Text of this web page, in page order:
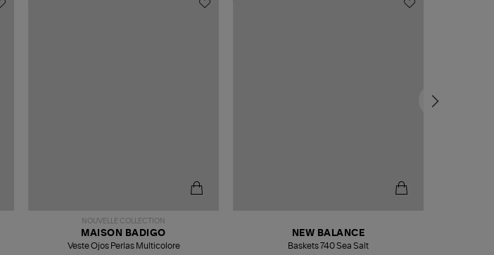
NOUVELLE COLLECTION
MAISON BADIGO
Veste Ojos Perlas Multicolore
NEW BALANCE
Baskets 740 Sea Salt